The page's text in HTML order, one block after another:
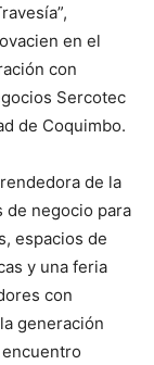
en el
con
Sercotec
de Coquimbo.
de la
de negocio para
espacios de
y una feria
con
generación